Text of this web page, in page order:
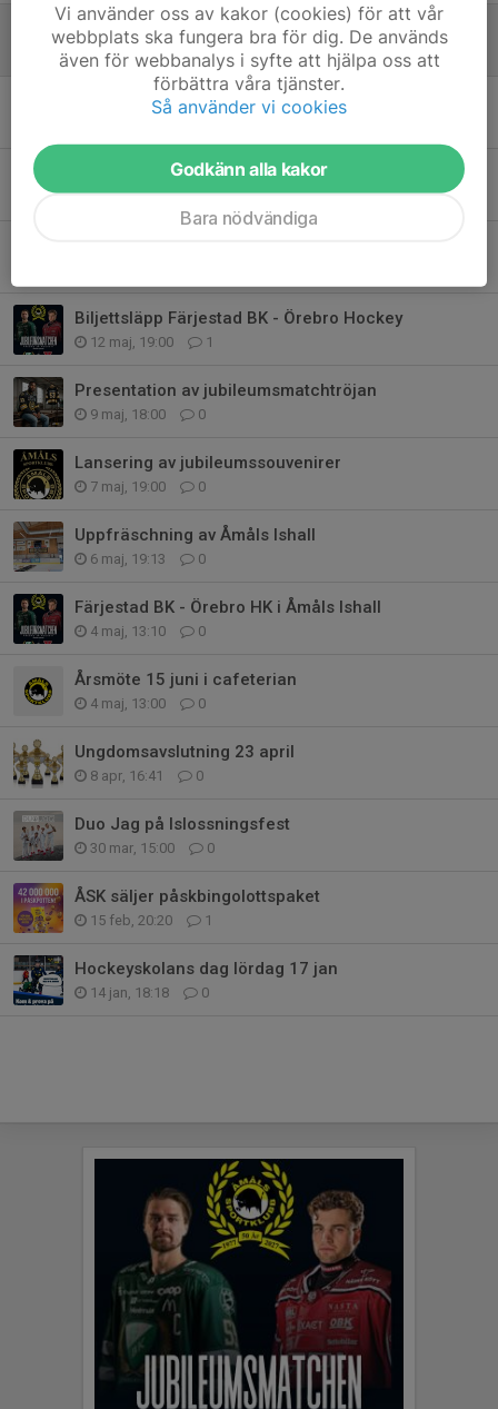
Nytt huvudsponsoravtal med Hockeystore
24 jun, 17:20 0
Sommarlovskul med ÅSK
50-årskalas med Veteranturnering
5 jun, 18:00 0
Biljettsläpp Färjestad BK - Örebro Hockey
12 maj, 19:00 1
Presentation av jubileumsmatchtröjan
9 maj, 18:00 0
Lansering av jubileumssouvenirer
7 maj, 19:00 0
Uppfräschning av Åmåls Ishall
6 maj, 19:13 0
Färjestad BK - Örebro HK i Åmåls Ishall
4 maj, 13:10 0
Årsmöte 15 juni i cafeterian
4 maj, 13:00 0
Ungdomsavslutning 23 april
8 apr, 16:41 0
Duo Jag på Islossningsfest
30 mar, 15:00 0
ÅSK säljer påskbingolottspaket
15 feb, 20:20 1
Hockeyskolans dag lördag 17 jan
14 jan, 18:18 0
Vi använder oss av kakor (cookies) för att vår
webbplats ska fungera bra för dig. De används
även för webbanalys i syfte att hjälpa oss att
förbättra våra tjänster.
Så använder vi cookies
Godkänn alla kakor
Bara nödvändiga